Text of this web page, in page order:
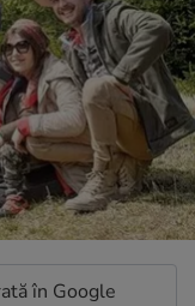
în Google